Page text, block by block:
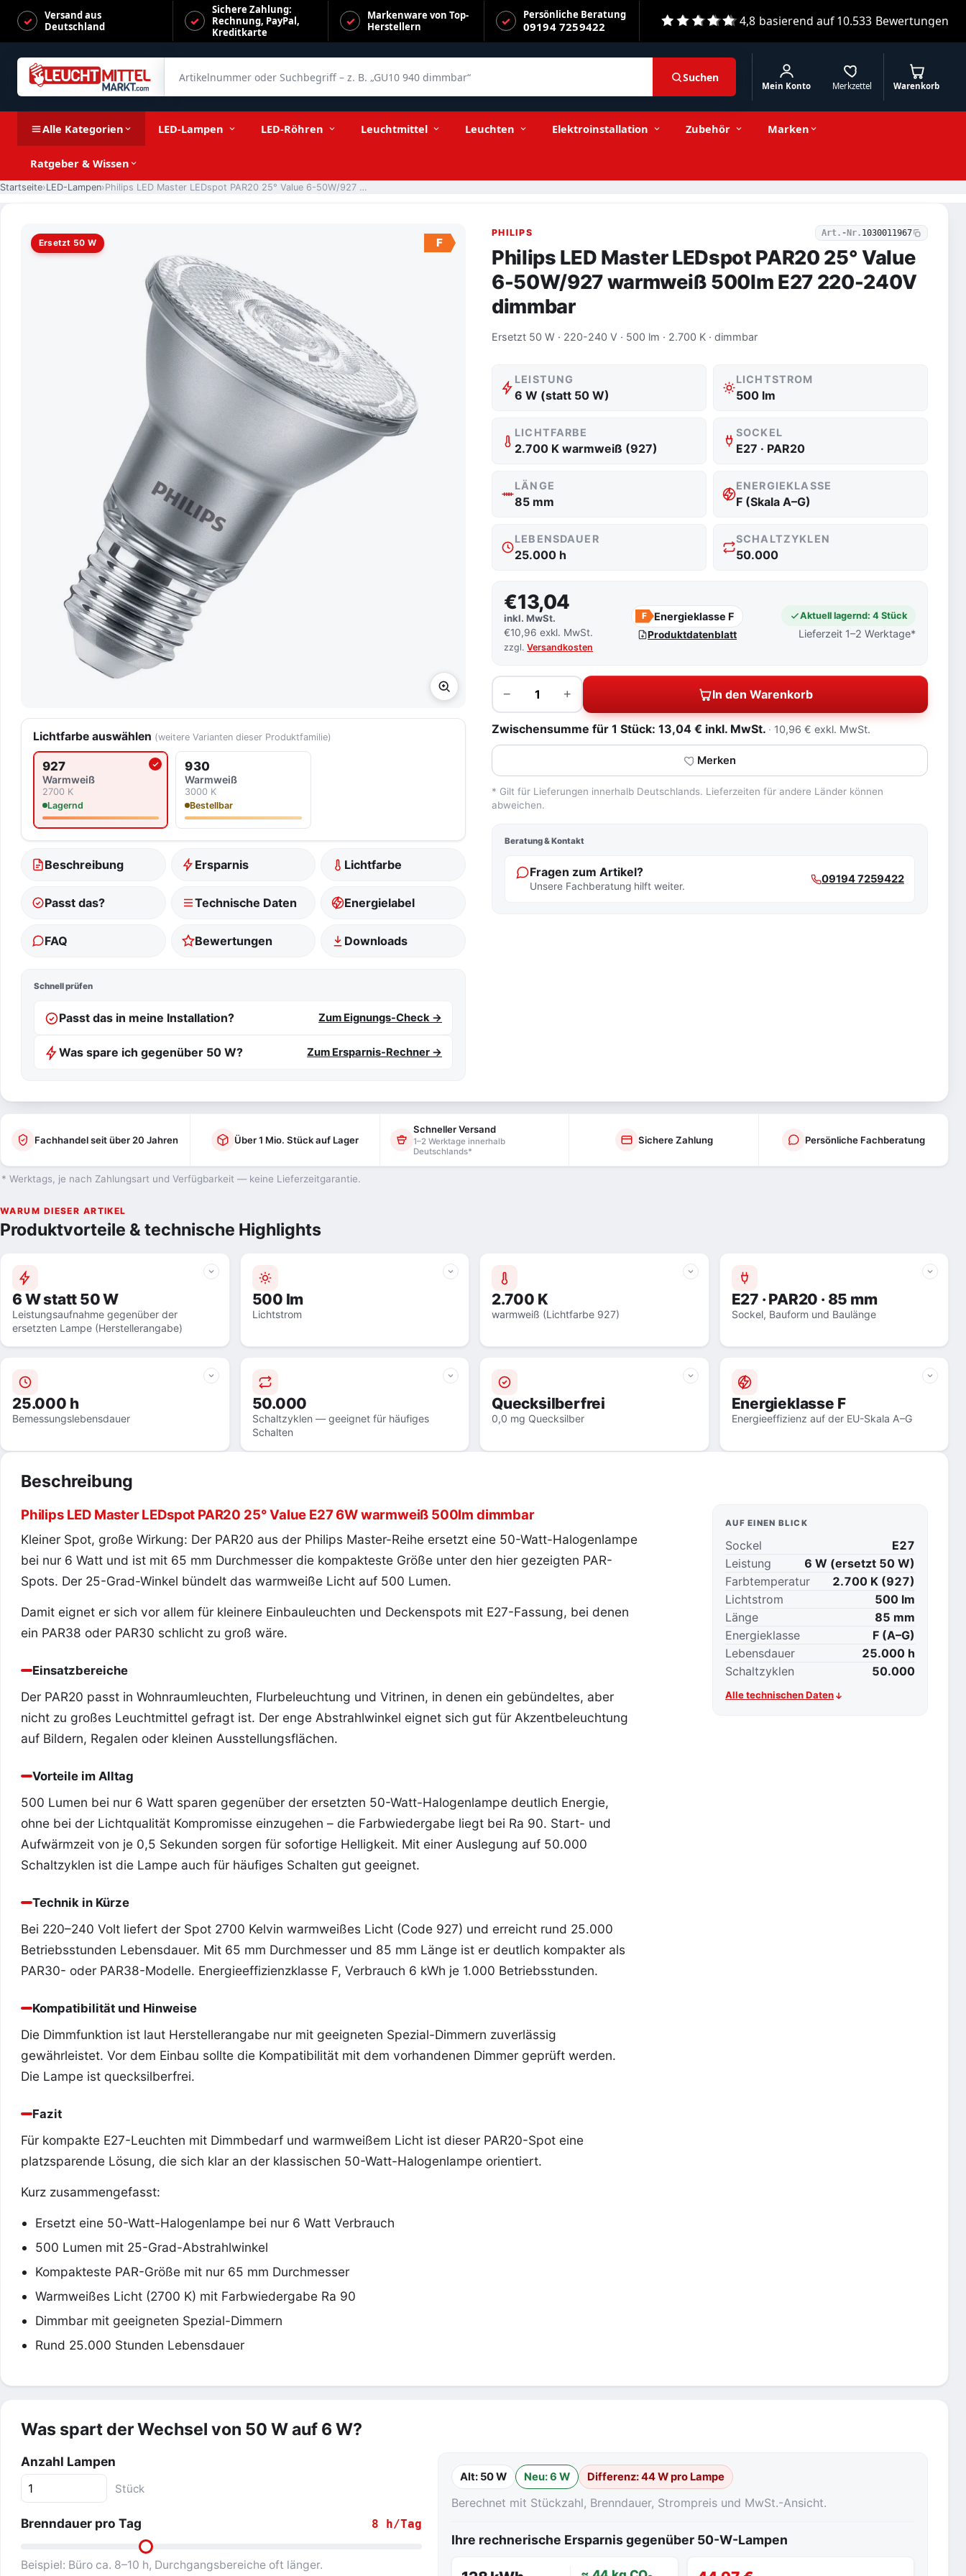
Versand aus
Deutschland
Sichere Zahlung:
Rechnung, PayPal,
Kreditkarte
Markenware von Top-
Herstellern
Persönliche Beratung
09194 7259422 4,8 basierend auf10.533 Bewertungen
Suchen
Merkzettel
Mein Konto Warenkorb
Alle Kategorien LED-Lampen LED-Röhren Leuchtmittel Leuchten Elektroinstallation Zubehör Marken
Ratgeber & Wissen
Startseite LED-Lampen Philips LED Master LEDspot PAR20 25° Value 6-50W/927 warmweiß 500lm E27 220-240V dimmbar
PHILIPS Art.-Nr. 1030011967
Philips LED Master LEDspot PAR20 25° Value
6-50W/927 warmweiß 500lm E27 220-240V
dimmbar
Ersetzt 50 W · 220-240 V · 500 lm · 2.700 K · dimmbar
Ersetzt 50 W F
Lichtfarbe auswählen (weitere Varianten dieser Produktfamilie)
927
Warmweiß
2700 K
Lagernd
Aktuell ausgewählte Lichtfarbe
930
Warmweiß
3000 K
Bestellbar
Beschreibung Ersparnis Lichtfarbe
Passt das? Technische Daten Energielabel
FAQ Bewertungen Downloads
Schnell prüfen
Passt das in meine Installation? Zum Eignungs-Check →
Was spare ich gegenüber 50 W? Zum Ersparnis-Rechner →
LEISTUNG
6 W (statt 50 W)
LICHTSTROM
500 lm
LICHTFARBE
2.700 K warmweiß (927)
SOCKEL
E27 · PAR20
LÄNGE
85 mm
ENERGIEKLASSE
F (Skala A–G)
LEBENSDAUER
25.000 h
SCHALTZYKLEN
50.000
€13,04
inkl. MwSt.
€10,96 exkl. MwSt.
zzgl.Versandkosten
F Energieklasse F
Produktdatenblatt
Aktuell lagernd: 4 Stück
Lieferzeit 1–2 Werktage*
−
Menge
+ In den Warenkorb
Zwischensumme für 1 Stück: 13,04 € inkl. MwSt. 10,96 € exkl. MwSt.
Merken
* Gilt für Lieferungen innerhalb Deutschlands. Lieferzeiten für andere Länder können
abweichen.
Beratung & Kontakt
Fragen zum Artikel?
Unsere Fachberatung hilft weiter.
09194 7259422
Fachhandel seit über 20 Jahren Über 1 Mio. Stück auf Lager
Schneller Versand
1–2 Werktage innerhalb
Deutschlands*
Sichere Zahlung Persönliche Fachberatung
* Werktags, je nach Zahlungsart und Verfügbarkeit — keine Lieferzeitgarantie.
Philips LED Master LEDspot PAR20 25° Value 6-50W/927 warmweiß 500lm E27 220-240V dimmbar −
Stückzahl + 13,04 € inkl. MwSt. In den Warenkorb
WARUM DIESER ARTIKEL
Produktvorteile & technische Highlights
6 W statt 50 W
Leistungsaufnahme gegenüber der
ersetzten Lampe (Herstellerangabe)
500 lm
Lichtstrom
2.700 K
warmweiß (Lichtfarbe 927)
E27 · PAR20 · 85 mm
Sockel, Bauform und Baulänge
25.000 h
Bemessungslebensdauer
50.000
Schaltzyklen — geeignet für häufiges
Schalten
Quecksilberfrei
0,0 mg Quecksilber
Energieklasse F
Energieeffizienz auf der EU-Skala A–G
Beschreibung
Philips LED Master LEDspot PAR20 25° Value E27 6W warmweiß 500lm dimmbar
Kleiner Spot, große Wirkung: Der PAR20 aus der Philips Master-Reihe ersetzt eine 50-Watt-Halogenlampe
bei nur 6 Watt und ist mit 65 mm Durchmesser die kompakteste Größe unter den hier gezeigten PAR-
Spots. Der 25-Grad-Winkel bündelt das warmweiße Licht auf 500 Lumen.
Damit eignet er sich vor allem für kleinere Einbauleuchten und Deckenspots mit E27-Fassung, bei denen
ein PAR38 oder PAR30 schlicht zu groß wäre.
Einsatzbereiche
Der PAR20 passt in Wohnraumleuchten, Flurbeleuchtung und Vitrinen, in denen ein gebündeltes, aber
nicht zu großes Leuchtmittel gefragt ist. Der enge Abstrahlwinkel eignet sich gut für Akzentbeleuchtung
auf Bildern, Regalen oder kleinen Ausstellungsflächen.
Vorteile im Alltag
500 Lumen bei nur 6 Watt sparen gegenüber der ersetzten 50-Watt-Halogenlampe deutlich Energie,
ohne bei der Lichtqualität Kompromisse einzugehen – die Farbwiedergabe liegt bei Ra 90. Start- und
Aufwärmzeit von je 0,5 Sekunden sorgen für sofortige Helligkeit. Mit einer Auslegung auf 50.000
Schaltzyklen ist die Lampe auch für häufiges Schalten gut geeignet.
Technik in Kürze
Bei 220–240 Volt liefert der Spot 2700 Kelvin warmweißes Licht (Code 927) und erreicht rund 25.000
Betriebsstunden Lebensdauer. Mit 65 mm Durchmesser und 85 mm Länge ist er deutlich kompakter als
PAR30- oder PAR38-Modelle. Energieeffizienzklasse F, Verbrauch 6 kWh je 1.000 Betriebsstunden.
Kompatibilität und Hinweise
Die Dimmfunktion ist laut Herstellerangabe nur mit geeigneten Spezial-Dimmern zuverlässig
gewährleistet. Vor dem Einbau sollte die Kompatibilität mit dem vorhandenen Dimmer geprüft werden.
Die Lampe ist quecksilberfrei.
Fazit
Für kompakte E27-Leuchten mit Dimmbedarf und warmweißem Licht ist dieser PAR20-Spot eine
platzsparende Lösung, die sich klar an der klassischen 50-Watt-Halogenlampe orientiert.
Kurz zusammengefasst:
Ersetzt eine 50-Watt-Halogenlampe bei nur 6 Watt Verbrauch
500 Lumen mit 25-Grad-Abstrahlwinkel
Kompakteste PAR-Größe mit nur 65 mm Durchmesser
Warmweißes Licht (2700 K) mit Farbwiedergabe Ra 90
Dimmbar mit geeigneten Spezial-Dimmern
Rund 25.000 Stunden Lebensdauer
AUF EINEN BLICK
Sockel
E27
Leistung
6 W (ersetzt 50 W)
Farbtemperatur
2.700 K (927)
Lichtstrom
500 lm
Länge
85 mm
Energieklasse
F (A–G)
Lebensdauer
25.000 h
Schaltzyklen
50.000
Alle technischen Daten
Was spart der Wechsel von 50 W auf 6 W?
Anzahl Lampen
Stück
Brenndauer pro Tag 8 h/Tag
Beispiel: Büro ca. 8–10 h, Durchgangsbereiche oft länger.
Alt: 50 W Neu: 6 W Differenz: 44 W pro Lampe
Berechnet mit Stückzahl, Brenndauer, Strompreis und MwSt.-Ansicht.
Ihre rechnerische Ersparnis gegenüber 50-W-Lampen